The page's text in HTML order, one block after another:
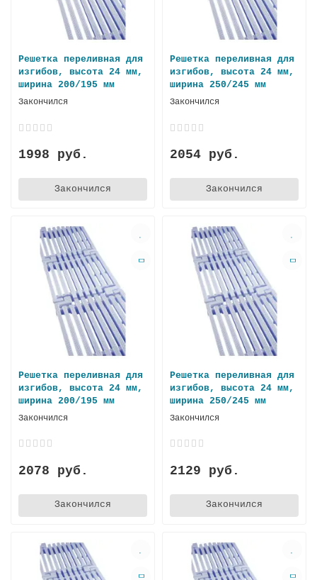
Решетка переливная для
изгибов, высота 24 мм,
ширинa 200/195 мм
Закончился
1998 руб.
Закончился
Решетка переливная для
изгибов, высота 24 мм,
ширинa 250/245 мм
Закончился
2054 руб.
Закончился
Решетка переливная для
изгибов, высота 24 мм,
ширина 200/195 мм
Закончился
2078 руб.
Закончился
Решетка переливная для
изгибов, высота 24 мм,
ширина 250/245 мм
Закончился
2129 руб.
Закончился